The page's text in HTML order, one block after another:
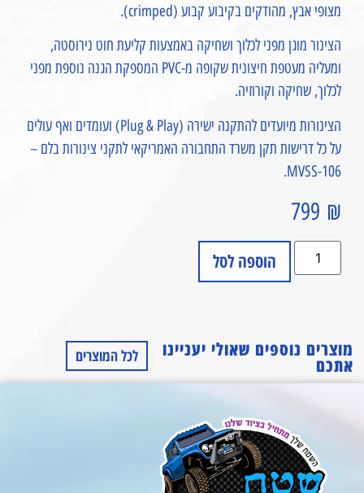
מצופי אבץ, מהודקים בקיבוע קבוע (crimped).
הצינור מוגן מפני לכלוך ושחיקה באמצעות קליעת חוט נירוסטה,
ומעליה מעטפת חיצונית שקופה מ-PVC המספקת הגנה נוספת מפני
לכלוך, שחיקה וקורוזיה.
הצינורות מיועדים להתקנה ישירה (Plug & Play) ועומדים ואף עולים
על כל דרישות תקן משרד התחבורה האמריקאי לתקני צינורות בלם –
MVSS-106.
799 ₪
הוספה לסל
מוצרים נוספים שאולי יעניינו
אתכם לכל המוצרים